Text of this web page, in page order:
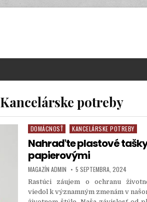
Kancelárske potreby
Posted in
DOMÁCNOSŤ KANCELÁRSKE POTREBY
Nahraďte plastové
papierovými
AUTHOR:
MAGAZÍN ADMIN PUBLISHED DATE:
5 SEPTEMBRA, 2024
Rastúci záujem o ochranu
viedol k významným zmenám v